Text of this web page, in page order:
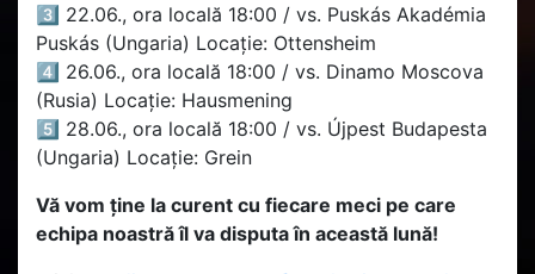
3️⃣ 22.06., ora locală 18:00 / vs. Puskás Akadémia
Puskás (Ungaria) Locație: Ottensheim
4️⃣ 26.06., ora locală 18:00 / vs. Dinamo Moscova
(Rusia) Locație: Hausmening
5️⃣ 28.06., ora locală 18:00 / vs. Újpest Budapesta
(Ungaria) Locație: Grein
Vă vom ține la curent cu fiecare meci pe care
echipa noastră îl va disputa în această lună!